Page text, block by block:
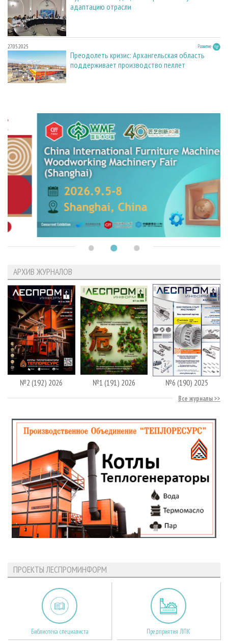
адаптацию отрасли
27.05.2025 Развитие
Преодолеть кризис: Архангельская область
поддерживает производство пеллет
АРХИВ ЖУРНАЛОВ
№2 (192) 2026 №1 (191) 2026 №6 (190) 2025
Все журналы
ПРОЕКТЫ ЛЕСПРОМИНФОРМ
Библиотека специалиста Предприятия ЛПК